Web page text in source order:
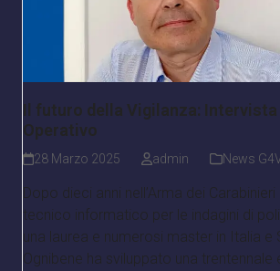
Il futuro della Vigilanza:
Operativo
28 Marzo 2025 admin News
Dopo dieci anni nell’Arma dei
tecnico informatico per le indagini di
una laurea e numerosi master in Italia e
Ognibene ha sviluppato una trentennale